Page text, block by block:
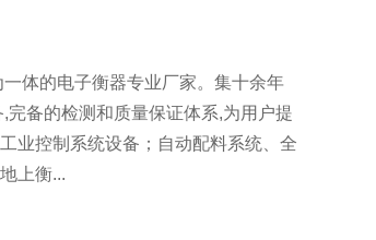
体的电子衡器专业厂家。集十余年
备的检测和质量保证体系,为用户提
业控制系统设备；自动配料系统、全
上衡...